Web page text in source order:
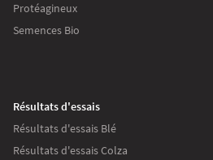
Protéagineux
Semences Bio
Résultats d'essais
Résultats d'essais Blé
Résultats d'essais Colza